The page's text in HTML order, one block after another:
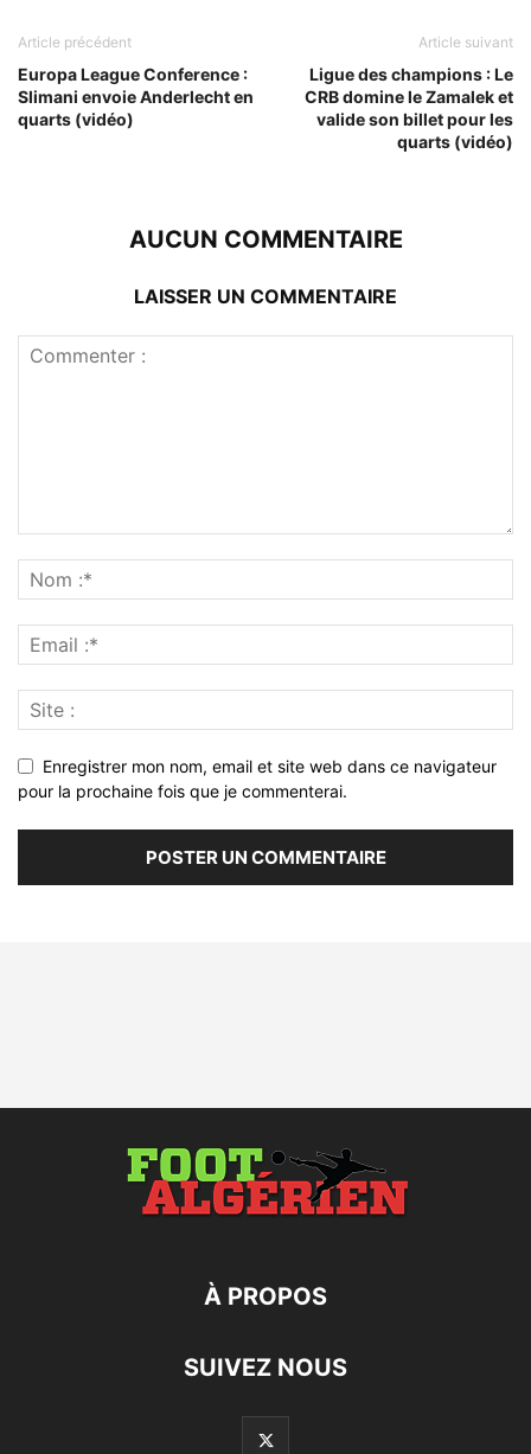
Article précédent
Europa League Conference :
Slimani envoie Anderlecht en
quarts (vidéo)
Article suivant
Ligue des champions : Le
CRB domine le Zamalek et
valide son billet pour les
quarts (vidéo)
AUCUN COMMENTAIRE
LAISSER UN COMMENTAIRE
Enregistrer mon nom, email et site web dans ce navigateur
pour la prochaine fois que je commenterai.
À PROPOS
SUIVEZ NOUS